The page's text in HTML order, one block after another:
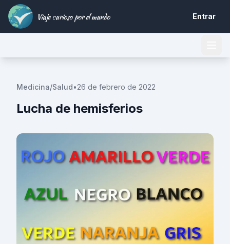
Viaje curioso por el mundo Entrar
Medicina/Salud•26 de febrero de 2022
Lucha de hemisferios